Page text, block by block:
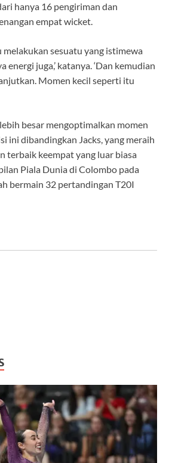
hanya 16 pengiriman dan
empat wicket.
melakukan sesuatu yang istimewa
energi juga,’ katanya. ‘Dan kemudian
Momen kecil seperti itu
besar mengoptimalkan momen
ini dibandingkan Jacks, yang meraih
terbaik keempat yang luar biasa
Piala Dunia di Colombo pada
bermain 32 pertandingan T20I